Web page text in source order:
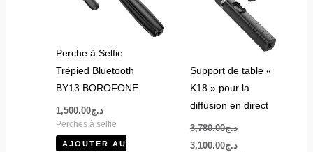
Perche à Selfie
Trépied Bluetooth
BY13 BOROFONE
د.ج1,500.00
Perches à selfie
AJOUTER AU
Support de table «
K18 » pour la
diffusion en direct
د.ج3,780.00
د.ج3,100.00